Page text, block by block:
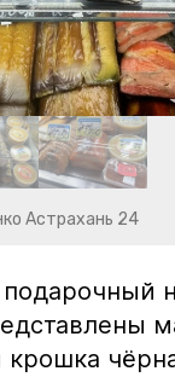
Астрахань 24